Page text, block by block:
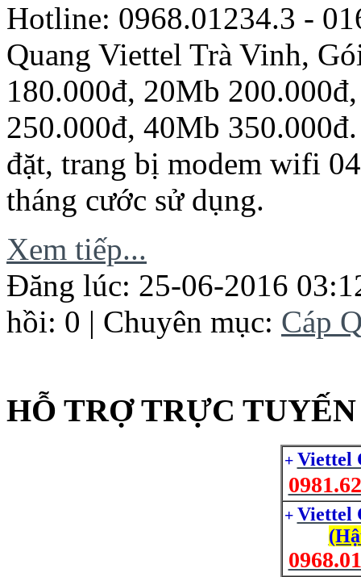
Hotline: 0968.01234.3 -
Quang Viettel Trà Vinh,
180.000đ, 20Mb
250.000đ, 40Mb
đặt, trang bị modem wifi
tháng cước sử dụng.
Xem tiếp...
Đăng lúc: 25-06-2016
hồi: 0 | Chuyên mục: Cáp
HỖ TRỢ TRỰC TUYẾN
+ Viettel
+ Viettel